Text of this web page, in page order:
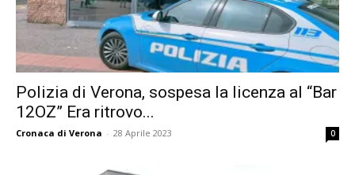
Polizia di Verona, sospesa la licenza al “Bar
12OZ” Era ritrovo...
Cronaca di Verona - 28 Aprile 2023 0